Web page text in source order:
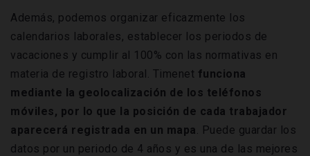
Además, podemos organizar eficazmente los
calendarios laborales, establecer los periodos de
vacaciones y cumplir al 100% con las normativas en
materia de registro laboral. Timenet funciona
mediante la geolocalización de los teléfonos
móviles, por lo que la posición de cada trabajador
aparecerá registrada en un mapa. Puede guardar los
datos por un periodo de 4 años y es una de las mejores